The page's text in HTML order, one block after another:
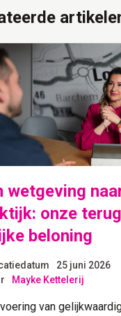
wetgeving
onze
beloning
25 juni 2026
Mayke Kettelerij
van